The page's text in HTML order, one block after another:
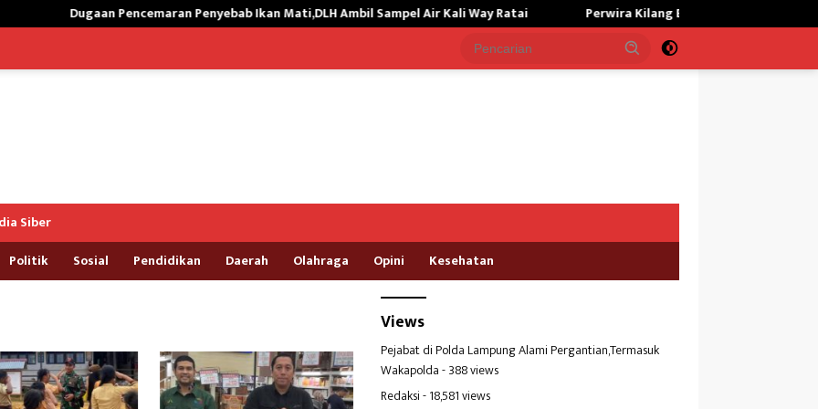
Dugaan Pencemaran Penyebab Ikan Mati,DLH Ambil Sampel Air Kali Way Ratai Perwira Kilang Balongan Gelar Doa Bersama,
Siber
Politik Sosial Pendidikan Daerah Olahraga Opini Kesehatan
Views
Pejabat di Polda Lampung Alami Pergantian,Termasuk
Wakapolda- 388 views
Redaksi- 18,581 views